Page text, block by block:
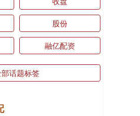
股份
融亿配资
话题标签